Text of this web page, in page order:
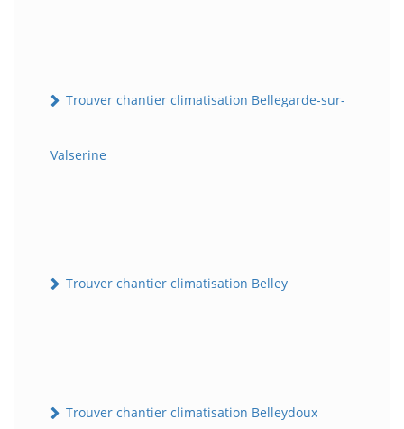
Trouver chantier climatisation Bellegarde-sur-
Valserine
Trouver chantier climatisation Belley
Trouver chantier climatisation Belleydoux